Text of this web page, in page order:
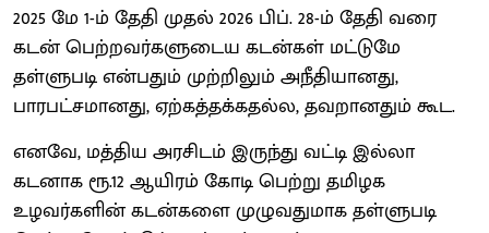
2025 மே 1-ம் தேதி முதல் 2026 பிப். 28-ம் தேதி வரை
கடன் பெற்றவர்களுடைய கடன்கள் மட்டுமே
தள்ளுபடி என்பதும் முற்றிலும் அநீதியானது,
பாரபட்சமானது, ஏற்கத்தக்கதல்ல, தவறானதும் கூட.
எனவே, மத்திய அரசிடம் இருந்து வட்டி இல்லா
கடனாக ரூ.12 ஆயிரம் கோடி பெற்று தமிழக
உழவர்களின் கடன்களை முழுவதுமாக தள்ளுபடி